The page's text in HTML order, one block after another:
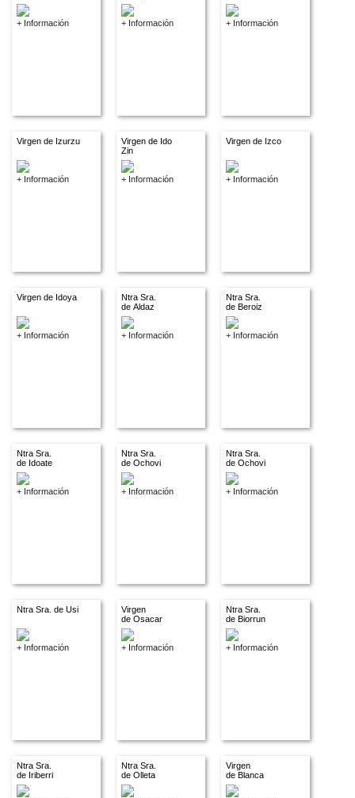
+ Información + Información + Información
Virgen de Izurzu
+ Información
Virgen de Ido
Zin
+ Información
Virgen de Izco
+ Información
Virgen de Idoya
+ Información
Ntra Sra.
de Aldaz
+ Información
Ntra Sra.
de Beroiz
+ Información
Ntra Sra.
de Idoate
+ Información
Ntra Sra.
de Ochovi
+ Información
Ntra Sra.
de Ochovi
+ Información
Ntra Sra. de Usi
+ Información
Virgen
de Osacar
+ Información
Ntra Sra.
de Biorrun
+ Información
Ntra Sra.
de Iriberri
Ntra Sra.
de Olleta
Virgen
de Blanca